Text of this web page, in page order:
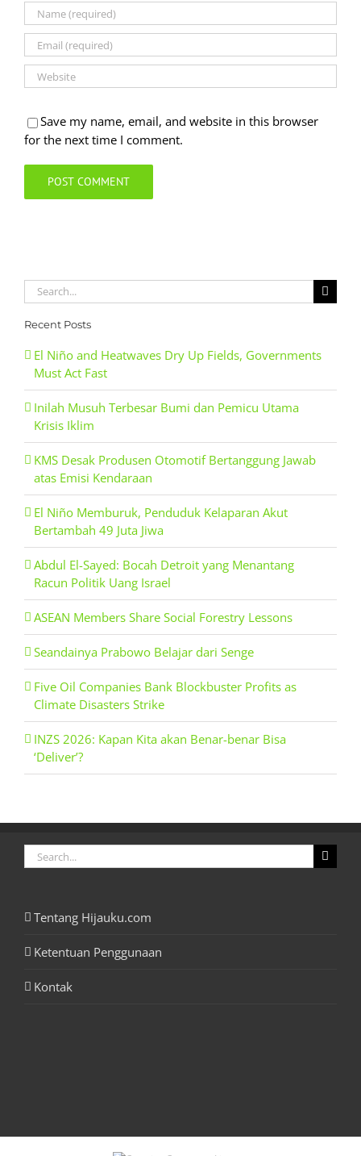
Save my name, email, and website in this browser
for the next time I comment.
Search
for:
Recent Posts
El Niño and Heatwaves Dry Up Fields, Governments
Must Act Fast
Inilah Musuh Terbesar Bumi dan Pemicu Utama
Krisis Iklim
KMS Desak Produsen Otomotif Bertanggung Jawab
atas Emisi Kendaraan
El Niño Memburuk, Penduduk Kelaparan Akut
Bertambah 49 Juta Jiwa
Abdul El-Sayed: Bocah Detroit yang Menantang
Racun Politik Uang Israel
ASEAN Members Share Social Forestry Lessons
Seandainya Prabowo Belajar dari Senge
Five Oil Companies Bank Blockbuster Profits as
Climate Disasters Strike
INZS 2026: Kapan Kita akan Benar-benar Bisa
‘Deliver’?
Search
for:
Tentang Hijauku.com
Ketentuan Penggunaan
Kontak